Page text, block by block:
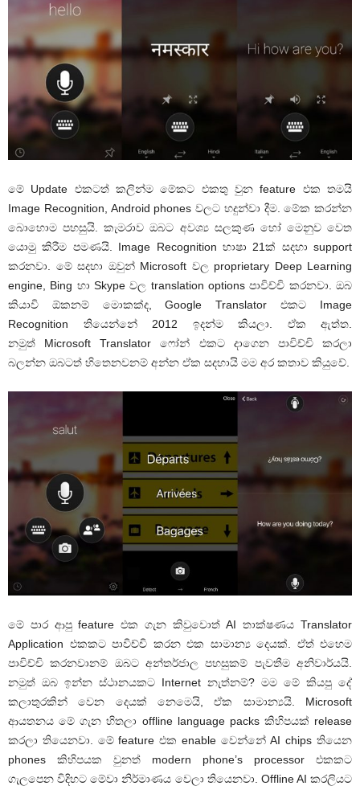
මේ Update එකටත් කලින්ම මේකට එකතු වුන feature එක තමයි
Image Recognition, Android phones වලට හදුන්වා දීම. මේක කරන්න
බොහොම පහසුයි. කැමරාව ඔබට අවශ්‍ය සලකුණ හෝ මෙනුව වෙත
යොමු කිරීම පමණයි. Image Recognition භාෂා 21ක් සදහා support
කරනවා. මේ සදහා ඔවුන් Microsoft වල proprietary Deep Learning
engine, Bing හා Skype වල translation options පාවිච්චි කරනවා. ඔබ
කියාවි ඕකනම් මොකක්ද, Google Translator එකට Image
Recognition තියෙන්නේ 2012 ඉදන්ම කියලා. ඒක ඇත්ත.
නමුත් Microsoft Translator ෆෝන් එකට දාගෙන පාවිච්චි කරලා
බලන්න ඔබටත් හිතෙනවනම් අන්න ඒක සදහායි මම අර කතාව කියුවේ.
මේ පාර ආපු feature එක ගැන කිවුවොත් AI තාක්ෂණය Translator
Application එකකට පාවිච්චි කරන එක සාමාන්‍ය දෙයක්. ඒත් එහෙම
පාවිච්චි කරනවානම් ඔබට අන්තර්ජාල පහසුකම් පැවතීම අනිවාර්යයි.
නමුත් ඔබ ඉන්න ස්ථානයකට Internet නැත්නම්? මම මේ කියපු දේ
කලාතුරකින් වෙන දෙයක් නෙමෙයි, ඒක සාමාන්‍යයි. Microsoft
ආයතනය මේ ගැන හිතලා offline language packs කිහිපයක් release
කරලා තියෙනවා. මේ feature එක enable වෙන්නේ AI chips තියෙන
phones කිහිපයක වුනත් modern phone’s processor එකකට
ගැලපෙන විදිහට මේවා නිර්මාණය වෙලා තියෙනවා. Offline AI කරලියට